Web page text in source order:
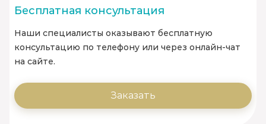
Бесплатная консультация
Наши специалисты оказывают бесплатную
консультацию по телефону или через онлайн-чат
на сайте.
Заказать